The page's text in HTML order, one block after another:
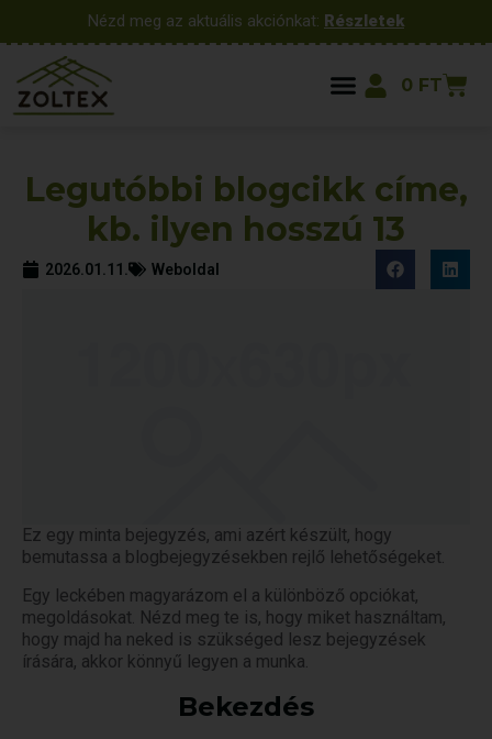
Nézd meg az aktuális akciónkat: Részletek
0 FT
Legutóbbi blogcikk címe,
kb. ilyen hosszú 13
2026.01.11. Weboldal
Ez egy minta bejegyzés, ami azért készült, hogy
bemutassa a blogbejegyzésekben rejlő lehetőségeket.
Egy leckében magyarázom el a különböző opciókat,
megoldásokat. Nézd meg te is, hogy miket használtam,
hogy majd ha neked is szükséged lesz bejegyzések
írására, akkor könnyű legyen a munka.
Bekezdés